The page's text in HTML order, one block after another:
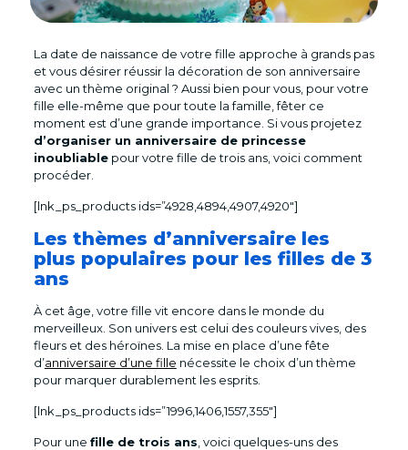
La date de naissance de votre fille approche à grands pas
et vous désirer réussir la décoration de son anniversaire
avec un thème original ? Aussi bien pour vous, pour votre
fille elle-même que pour toute la famille, fêter ce
moment est d’une grande importance. Si vous projetez
d’organiser un anniversaire de princesse
inoubliablepour votre fille de trois ans, voici comment
procéder.
[lnk_ps_products ids=”4928,4894,4907,4920″]
Les thèmes d’anniversaire les
plus populaires pour les filles de 3
ans
À cet âge, votre fille vit encore dans le monde du
merveilleux. Son univers est celui des couleurs vives, des
fleurs et des héroïnes. La mise en place d’une fête
d’anniversaire d’une fille nécessite le choix d’un thème
pour marquer durablement les esprits.
[lnk_ps_products ids=”1996,1406,1557,355″]
Pour une fille de trois ans , voici quelques-uns des